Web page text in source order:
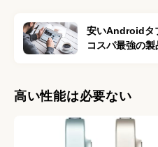
安いAndroidタ
コスパ最強の
高い性能は必要ない